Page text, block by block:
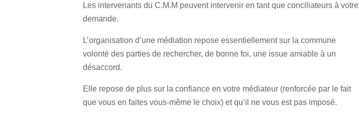
Les intervenants du C.M.M peuvent intervenir en tant que conciliateurs à votre
demande.
L’organisation d’une médiation repose essentiellement sur la commune
volonté des parties de rechercher, de bonne foi, une issue amiable à un
désaccord.
Elle repose de plus sur la confiance en votre médiateur (renforcée par le fait
que vous en faites vous-même le choix) et qu’il ne vous est pas imposé.